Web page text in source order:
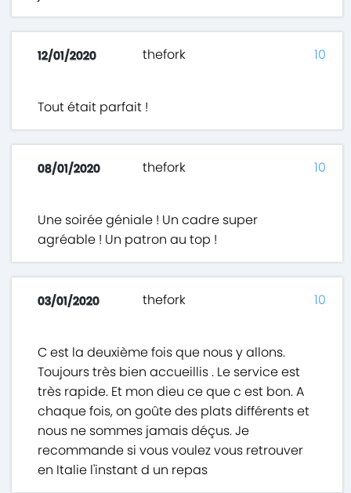
12/01/2020 thefork
Tout était parfait !
10
08/01/2020 thefork
Une soirée géniale ! Un cadre super
agréable ! Un patron au top !
10
03/01/2020 thefork
C est la deuxième fois que nous y allons.
Toujours très bien accueillis . Le service est
très rapide. Et mon dieu ce que c est bon. A
chaque fois, on goûte des plats différents et
nous ne sommes jamais déçus. Je
recommande si vous voulez vous retrouver
en Italie l'instant d un repas
10